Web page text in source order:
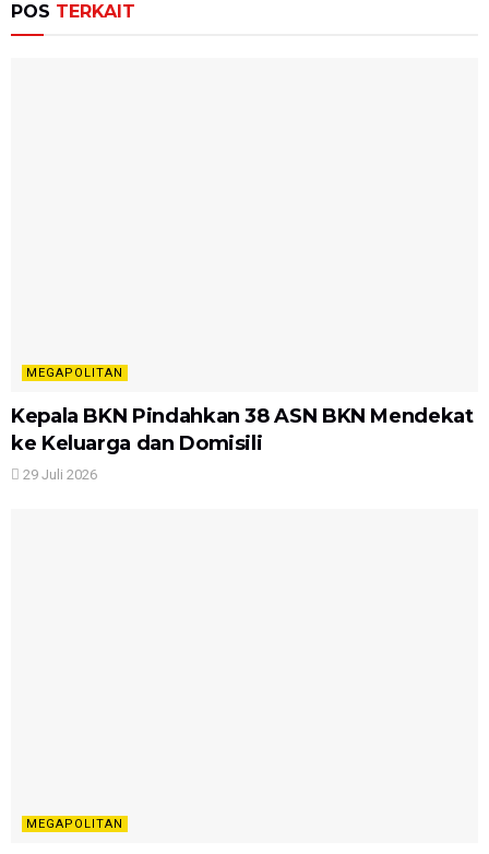
POS TERKAIT
MEGAPOLITAN
Kepala BKN Pindahkan 38 ASN BKN Mendekat
ke Keluarga dan Domisili
29 Juli 2026
MEGAPOLITAN